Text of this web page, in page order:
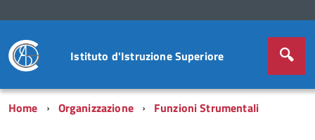
Istituto d'Istruzione Superiore
Home Organizzazione Funzioni Strumentali